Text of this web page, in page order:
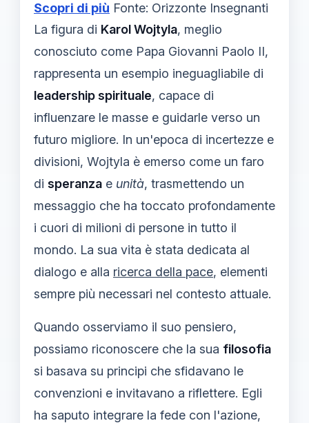
Scopri di più Fonte: Orizzonte Insegnanti
La figura di Karol Wojtyla, meglio
conosciuto come Papa Giovanni Paolo II,
rappresenta un esempio ineguagliabile di
leadership spirituale, capace di
influenzare le masse e guidarle verso un
futuro migliore. In un'epoca di incertezze e
divisioni, Wojtyla è emerso come un faro
di speranza e unità, trasmettendo un
messaggio che ha toccato profondamente
i cuori di milioni di persone in tutto il
mondo. La sua vita è stata dedicata al
dialogo e alla ricerca della pace, elementi
sempre più necessari nel contesto attuale.
Quando osserviamo il suo pensiero,
possiamo riconoscere che la sua filosofia
si basava su principi che sfidavano le
convenzioni e invitavano a riflettere. Egli
ha saputo integrare la fede con l'azione,